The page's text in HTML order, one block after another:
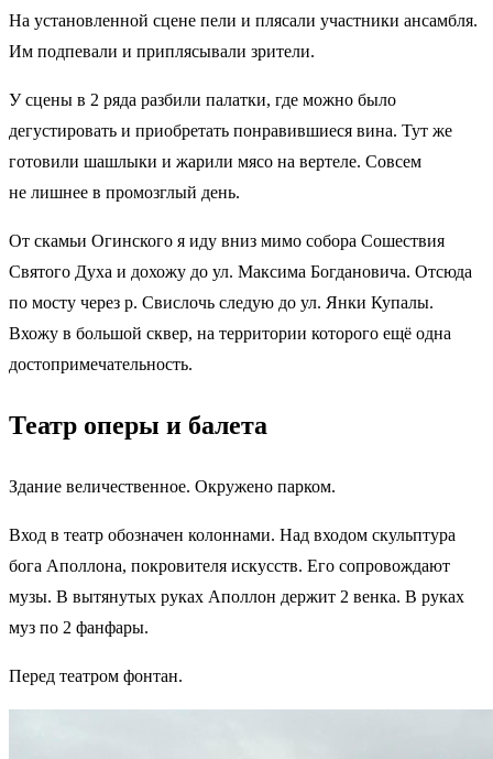
На установленной сцене пели и плясали участники ансамбля.
Им подпевали и приплясывали зрители.
У сцены в 2 ряда разбили палатки, где можно было
дегустировать и приобретать понравившиеся вина. Тут же
готовили шашлыки и жарили мясо на вертеле. Совсем
не лишнее в промозглый день.
От скамьи Огинского я иду вниз мимо собора Сошествия
Святого Духа и дохожу до ул. Максима Богдановича. Отсюда
по мосту через р. Свислочь следую до ул. Янки Купалы.
Вхожу в большой сквер, на территории которого ещё одна
достопримечательность.
Театр оперы и балета
Здание величественное. Окружено парком.
Вход в театр обозначен колоннами. Над входом скульптура
бога Аполлона, покровителя искусств. Его сопровождают
музы. В вытянутых руках Аполлон держит 2 венка. В руках
муз по 2 фанфары.
Перед театром фонтан.